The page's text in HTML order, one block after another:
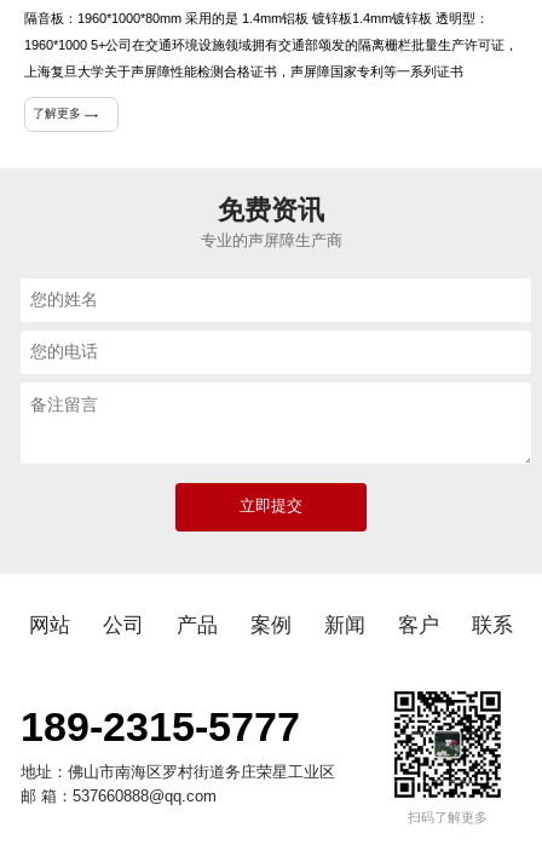
隔音板：1960*1000*80mm 采用的是 1.4mm铝板 镀锌板1.4mm镀锌板 透明型：
1960*1000 5+公司在交通环境设施领域拥有交通部颂发的隔离栅栏批量生产许可证，
上海复旦大学关于声屏障性能检测合格证书，声屏障国家专利等一系列证书
了解更多
免费资讯
专业的声屏障生产商
网站 公司 产品 案例 新闻 客户 联系
189-2315-5777
地址：佛山市南海区罗村街道务庄荣星工业区
邮 箱：537660888@qq.com
扫码了解更多